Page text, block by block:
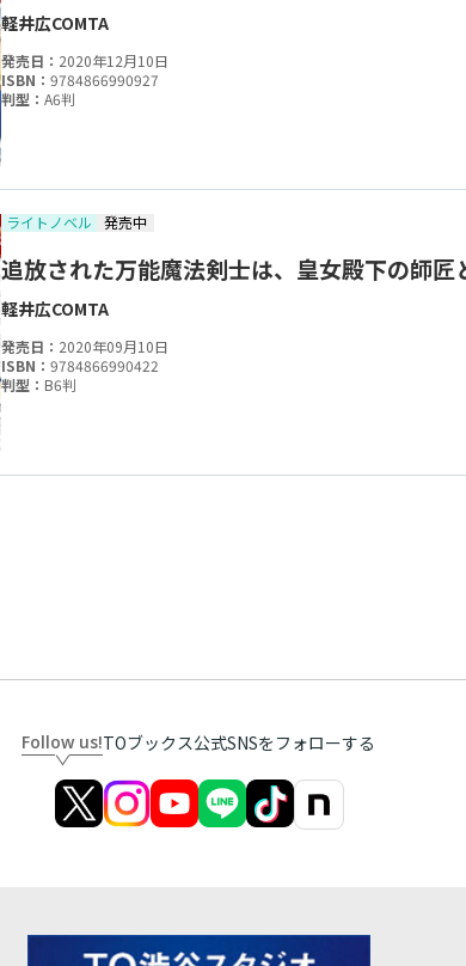
軽井広COMTA
発売日： 2020年12月10日
ISBN： 9784866990927
判型： A6判
ライトノベル 発売中
追放された万能魔法剣士は、皇女殿下の師匠
軽井広COMTA
発売日： 2020年09月10日
ISBN： 9784866990422
判型： B6判
Follow us!TOブックス公式SNSをフォローする